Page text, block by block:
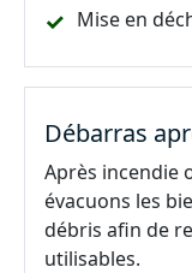
Mise en
Débarras
Après incendie
évacuons les
débris afin de
utilisables.